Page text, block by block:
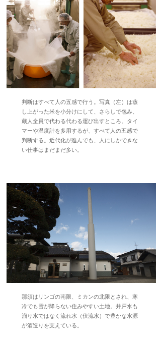
判断はすべて人の五感で行う。写真（左）は蒸
し上がった米を小分けにして、さらしで包み、
蔵人全員で代わる代わる運び出すところ。タイ
マーや温度計を多用するが、すべて人の五感で
判断する。近代化が進んでも、人にしかできな
い仕事はまだまだ多い。
那須はリンゴの南限、ミカンの北限とされ、寒
冷でも雪が降らない住みやすい土地。井戸水も
溜り水ではなく流れ水（伏流水）で豊かな水源
が酒造りを支えている。